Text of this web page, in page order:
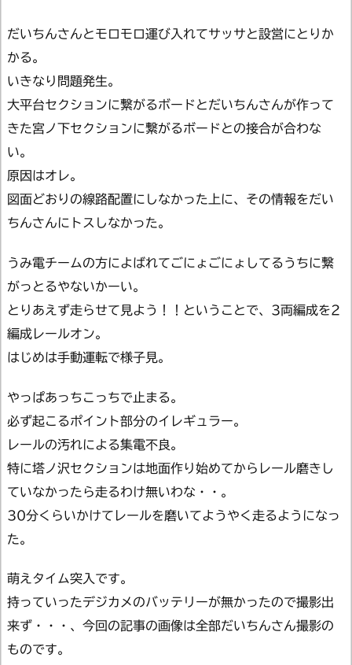
だいちんさんとモロモロ運び入れてサッサと設営にとりか
かる。
いきなり問題発生。
大平台セクションに繋がるボードとだいちんさんが作って
きた宮ノ下セクションに繋がるボードとの接合が合わな
い。
原因はオレ。
図面どおりの線路配置にしなかった上に、その情報をだい
ちんさんにトスしなかった。
うみ電チームの方によばれてごにょごにょしてるうちに繋
がっとるやないかーい。
とりあえず走らせて見よう！！ということで、3両編成を2
編成レールオン。
はじめは手動運転で様子見。
やっぱあっちこっちで止まる。
必ず起こるポイント部分のイレギュラー。
レールの汚れによる集電不良。
特に塔ノ沢セクションは地面作り始めてからレール磨きし
ていなかったら走るわけ無いわな・・。
30分くらいかけてレールを磨いてようやく走るようになっ
た。
萌えタイム突入です。
持っていったデジカメのバッテリーが無かったので撮影出
来ず・・・、今回の記事の画像は全部だいちんさん撮影の
ものです。